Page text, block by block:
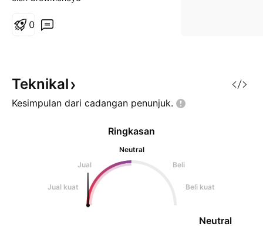
0
Teknikal
Kesimpulan dari cadangan penunjuk.
Ringkasan
Neutral
Jual
Beli
Jual kuat Beli kuat
Neutral